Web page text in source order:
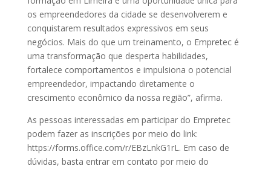
os empreendedores da cidade se desenvolverem e
conquistarem resultados expressivos em seus
negócios. Mais do que um treinamento, o Empretec é
uma transformação que desperta habilidades,
fortalece comportamentos e impulsiona o potencial
empreendedor, impactando diretamente o
crescimento econômico da nossa região”, afirma.
As pessoas interessadas em participar do Empretec
podem fazer as inscrições por meio do link:
https://forms.office.com/r/EBzLnkG1rL. Em caso de
dúvidas, basta entrar em contato por meio do